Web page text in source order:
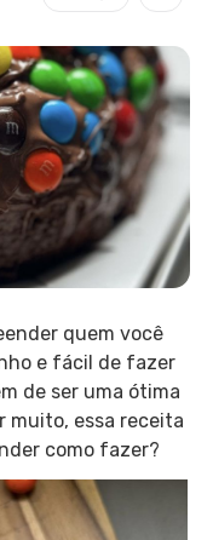
quem você
e fácil de fazer
de ser uma ótima
muito, essa receita
como fazer?